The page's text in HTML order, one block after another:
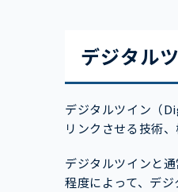
デジタル
デジタルツイン（
リンクさせる技術
デジタルツインと
程度によって、デ